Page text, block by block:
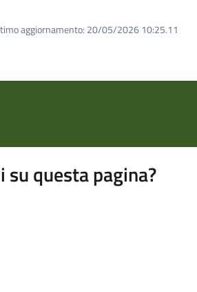
aggiornamento: 20/05/2026 10:25.11
questa pagina?